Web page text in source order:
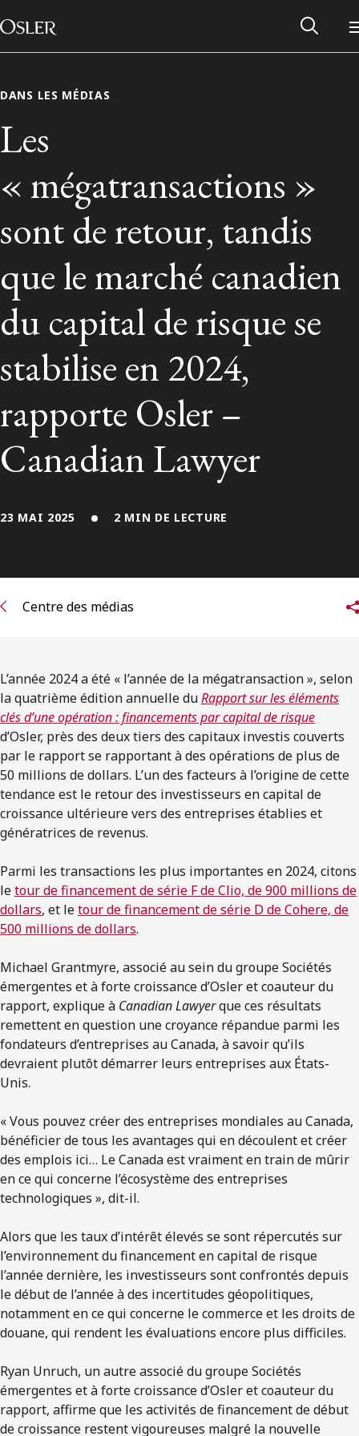
Passer au contenu
Main Navigation
Réseau des anciens d’Osler
Contactez-nous
ENGLISH
S’abonner aux articles Osler
S’abonner
DANS LES MÉDIAS
Les
« mégatransactions »
sont de retour, tandis
que le marché canadien
du capital de risque se
stabilise en 2024,
rapporte Osler –
Canadian Lawyer
23 MAI 2025 2 MIN DE LECTURE
Centre des médias
L’année 2024 a été « l’année de la mégatransaction », selon
la quatrième édition annuelle duRapport sur les éléments
clés d’une opération : financements par capital de risque
d’Osler, près des deux tiers des capitaux investis couverts
par le rapport se rapportant à des opérations de plus de
50 millions de dollars. L’un des facteurs à l’origine de cette
tendance est le retour des investisseurs en capital de
croissance ultérieure vers des entreprises établies et
génératrices de revenus.
Parmi les transactions les plus importantes en 2024, citons
letour de financement de série F de Clio, de 900 millions de
dollars, et letour de financement de série D de Cohere, de
500 millions de dollars.
Michael Grantmyre, associé au sein du groupe Sociétés
émergentes et à forte croissance d’Osler et coauteur du
rapport, explique à Canadian Lawyerque ces résultats
remettent en question une croyance répandue parmi les
fondateurs d’entreprises au Canada, à savoir qu’ils
devraient plutôt démarrer leurs entreprises aux États-
Unis.
« Vous pouvez créer des entreprises mondiales au Canada,
bénéficier de tous les avantages qui en découlent et créer
des emplois ici… Le Canada est vraiment en train de mûrir
en ce qui concerne l’écosystème des entreprises
technologiques », dit-il.
Alors que les taux d’intérêt élevés se sont répercutés sur
l’environnement du financement en capital de risque
l’année dernière, les investisseurs sont confrontés depuis
le début de l’année à des incertitudes géopolitiques,
notamment en ce qui concerne le commerce et les droits de
douane, qui rendent les évaluations encore plus difficiles.
Ryan Unruch, un autre associé du groupe Sociétés
émergentes et à forte croissance d’Osler et coauteur du
rapport, affirme que les activités de financement de début
de croissance restent vigoureuses malgré la nouvelle